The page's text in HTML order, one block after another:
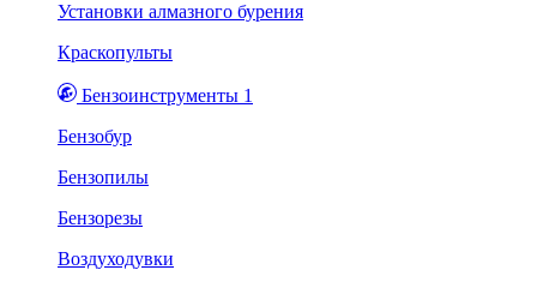
Установки алмазного бурения
Краскопульты
Бензоинструменты 1
Бензобур
Бензопилы
Бензорезы
Воздуходувки